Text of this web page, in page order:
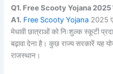
Q1. Free Scooty Yojana 2025
A1. Free Scooty Yojana 2025
मेधावी छात्राओं को निःशुल्क स्कूटी
बढ़ावा देना है। कुछ राज्य सरकारें यह
राजस्थान।